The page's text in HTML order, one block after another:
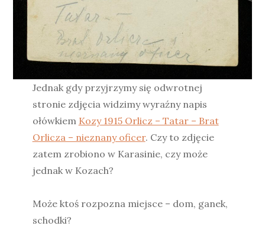
Jednak gdy przyjrzymy się odwrotnej
stronie zdjęcia widzimy wyraźny napis
ołówkiem Kozy 1915 Orlicz – Tatar – Brat
Orlicza – nieznany oficer. Czy to zdjęcie
zatem zrobiono w Karasinie, czy może
jednak w Kozach?
Może ktoś rozpozna miejsce – dom, ganek,
schodki?